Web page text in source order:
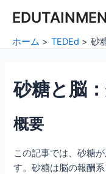
ホーム TEDEd 砂
砂糖と脳
概要
この記事では、砂糖
す。砂糖は脳の報酬
navigation